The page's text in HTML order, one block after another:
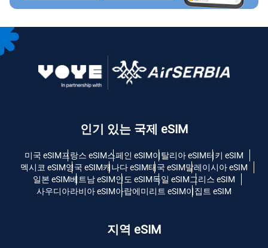
인기 있는 국제 eSIM
미국 eSIM프랑스 eSIM스페인 eSIM이탈리아 eSIM터키 eSIM
멕시코 eSIM영국 eSIM캐나다 eSIM태국 eSIM말레이시아 eSIM
일본 eSIM베트남 eSIM인도 eSIM독일 eSIM그리스 eSIM
사우디아라비아 eSIM아랍에미리트 eSIM이집트 eSIM
지역 eSIM